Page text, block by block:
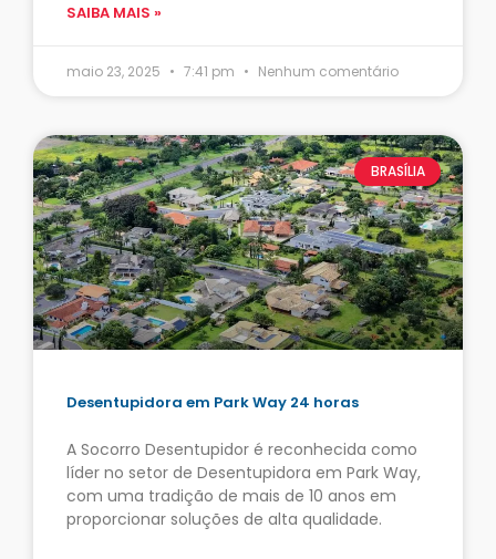
SAIBA MAIS »
maio 23, 2025 7:41 pm Nenhum comentário
BRASÍLIA
Desentupidora em Park Way 24 horas
A Socorro Desentupidor é reconhecida como
líder no setor de Desentupidora em Park Way,
com uma tradição de mais de 10 anos em
proporcionar soluções de alta qualidade.